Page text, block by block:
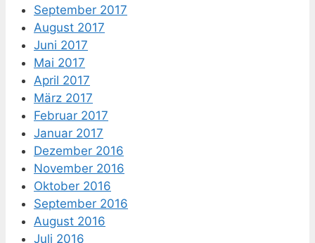
September 2017
August 2017
Juni 2017
Mai 2017
April 2017
März 2017
Februar 2017
Januar 2017
Dezember 2016
November 2016
Oktober 2016
September 2016
August 2016
Juli 2016